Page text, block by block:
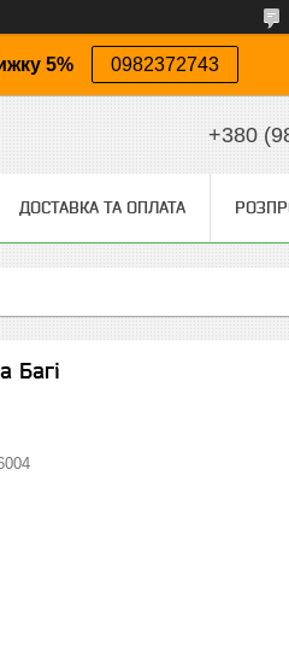
5% 0982372743
+380
ДОСТАВКА ТА ОПЛАТА
Багі